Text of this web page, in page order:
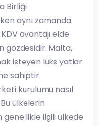
Birliği
aynı zamanda
avantajı elde
gözdesidir. Malta,
isteyen lüks yatlar
sahiptir.
kurulumu nasıl
ülkelerin
genellikle ilgili ülkede